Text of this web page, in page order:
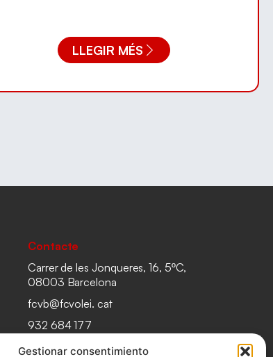
Gestionar consentimiento
LLEGIR MÉS
Contacte
Carrer de les Jonqueres, 16, 5ºC,
08003 Barcelona
fcvb@fcvolei. cat
932 684 177